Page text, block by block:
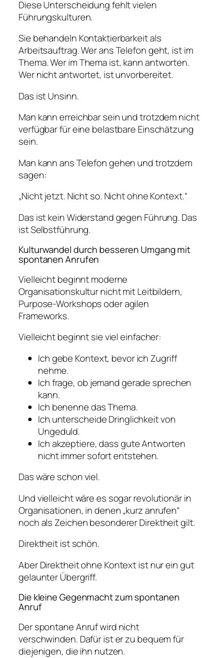
Diese Unterscheidung fehlt vielen
Führungskulturen.
Sie behandeln Kontaktierbarkeit als
Arbeitsauftrag. Wer ans Telefon geht, ist im
Thema. Wer im Thema ist, kann antworten.
Wer nicht antwortet, ist unvorbereitet.
Das ist Unsinn.
Man kann erreichbar sein und trotzdem nicht
verfügbar für eine belastbare Einschätzung
sein.
Man kann ans Telefon gehen und trotzdem
sagen:
„Nicht jetzt. Nicht so. Nicht ohne Kontext.“
Das ist kein Widerstand gegen Führung. Das
ist Selbstführung.
Kulturwandel durch besseren Umgang mit
spontanen Anrufen
Vielleicht beginnt moderne
Organisationskultur nicht mit Leitbildern,
Purpose-Workshops oder agilen
Frameworks.
Vielleicht beginnt sie viel einfacher:
Ich gebe Kontext, bevor ich Zugriff
nehme.
Ich frage, ob jemand gerade sprechen
kann.
Ich benenne das Thema.
Ich unterscheide Dringlichkeit von
Ungeduld.
Ich akzeptiere, dass gute Antworten
nicht immer sofort entstehen.
Das wäre schon viel.
Und vielleicht wäre es sogar revolutionär in
Organisationen, in denen „kurz anrufen“
noch als Zeichen besonderer Direktheit gilt.
Direktheit ist schön.
Aber Direktheit ohne Kontext ist nur ein gut
gelaunter Übergriff.
Die kleine Gegenmacht zum spontanen
Anruf
Der spontane Anruf wird nicht
verschwinden. Dafür ist er zu bequem für
diejenigen, die ihn nutzen.